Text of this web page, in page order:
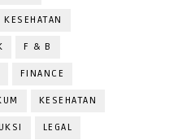
F & B
FINANCE
KESEHATAN
LEGAL